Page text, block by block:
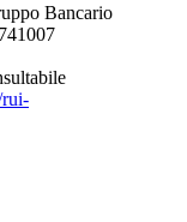
Bancario
rui-